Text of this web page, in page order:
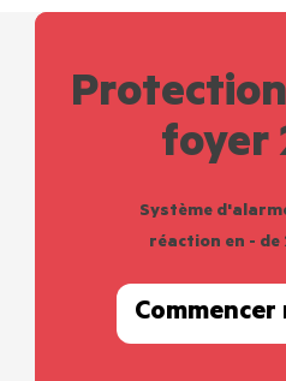
foyer
Système
réaction en - de
Commencer